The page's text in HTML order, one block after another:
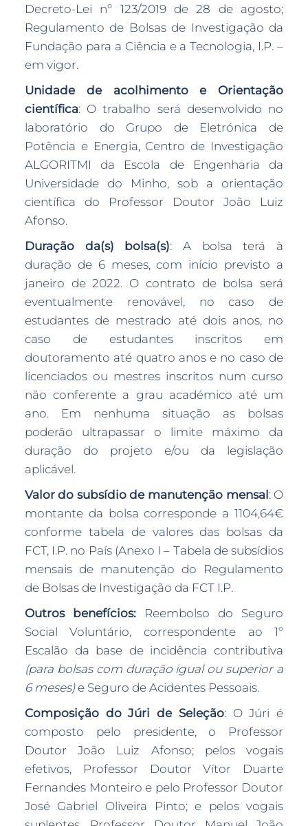
Decreto-Lei nº 123/2019 de 28 de agosto;
Regulamento de Bolsas de Investigação da
Fundação para a Ciência e a Tecnologia, I.P. –
em vigor.
Unidade de acolhimento e Orientação
científica: O trabalho será desenvolvido no
laboratório do Grupo de Eletrónica de
Potência e Energia, Centro de Investigação
ALGORITMI da Escola de Engenharia da
Universidade do Minho, sob a orientação
científica do Professor Doutor João Luiz
Afonso.
Duração da(s) bolsa(s): A bolsa terá à
duração de 6 meses, com início previsto a
janeiro de 2022. O contrato de bolsa será
eventualmente renovável, no caso de
estudantes de mestrado até dois anos, no
caso de estudantes inscritos em
doutoramento até quatro anos e no caso de
licenciados ou mestres inscritos num curso
não conferente a grau académico até um
ano. Em nenhuma situação as bolsas
poderão ultrapassar o limite máximo da
duração do projeto e/ou da legislação
aplicável.
Valor do subsídio de manutenção mensal : O
montante da bolsa corresponde a 1104,64€
conforme tabela de valores das bolsas da
FCT, I.P. no País (Anexo I – Tabela de subsídios
mensais de manutenção do Regulamento
de Bolsas de Investigação da FCT I.P.
Outros benefícios:Reembolso do Seguro
Social Voluntário, correspondente ao 1º
Escalão da base de incidência contributiva
(para bolsas com duração igual ou superior a
6 meses)e Seguro de Acidentes Pessoais.
Composição do Júri de Seleção: O Júri é
composto pelo presidente, o Professor
Doutor João Luiz Afonso; pelos vogais
efetivos, Professor Doutor Vítor Duarte
Fernandes Monteiro e pelo Professor Doutor
José Gabriel Oliveira Pinto; e pelos vogais